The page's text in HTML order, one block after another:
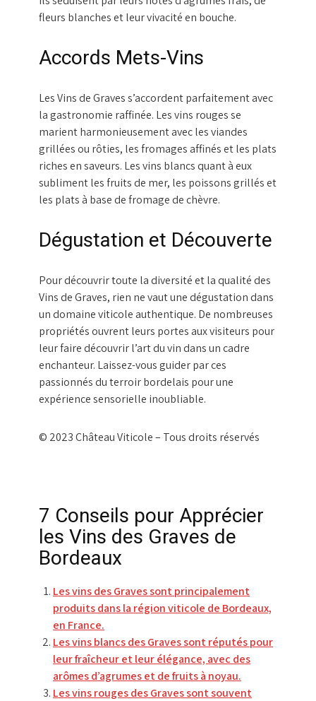
fleurs blanches et leur vivacité en bouche.
Accords Mets-Vins
Les Vins de Graves s’accordent parfaitement avec
la gastronomie raffinée. Les vins rouges se
marient harmonieusement avec les viandes
grillées ou rôties, les fromages affinés et les plats
riches en saveurs. Les vins blancs quant à eux
subliment les fruits de mer, les poissons grillés et
les plats à base de fromage de chèvre.
Dégustation et Découverte
Pour découvrir toute la diversité et la qualité des
Vins de Graves, rien ne vaut une dégustation dans
un domaine viticole authentique. De nombreuses
propriétés ouvrent leurs portes aux visiteurs pour
leur faire découvrir l’art du vin dans un cadre
enchanteur. Laissez-vous guider par ces
passionnés du terroir bordelais pour une
expérience sensorielle inoubliable.
© 2023 Château Viticole – Tous droits réservés
7 Conseils pour Apprécier
les Vins des Graves de
Bordeaux
Les vins des Graves sont principalement
produits dans la région viticole de Bordeaux,
en France.
Les vins blancs des Graves sont réputés pour
leur fraîcheur et leur élégance, avec des
arômes d’agrumes et de fruits à noyau.
Les vins rouges des Graves sont souvent